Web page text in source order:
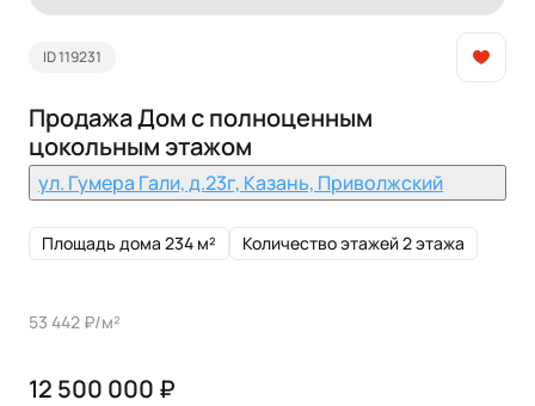
ID 119231
Продажа Дом с полноценным
цокольным этажом
ул. Гумера Гали, д.23г, Казань, Приволжский
Площадь дома 234 м² Количество этажей 2 этажа
53 442 ₽/м²
12 500 000 ₽